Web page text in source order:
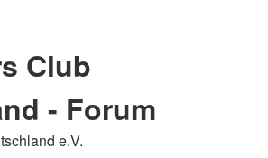
Club
- Forum
e.V.